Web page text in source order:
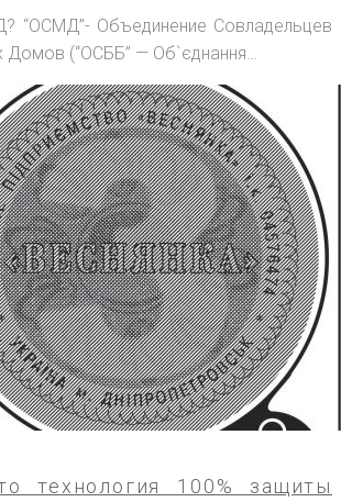
“ОСМД”- Объединение Совладельцев
Домов (“ОСББ” — Об`єднання…
технология 100% защиты